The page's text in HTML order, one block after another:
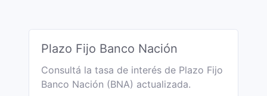
Plazo Fijo Banco Nación
Consultá la tasa de interés de Plazo Fijo
Banco Nación (BNA) actualizada.